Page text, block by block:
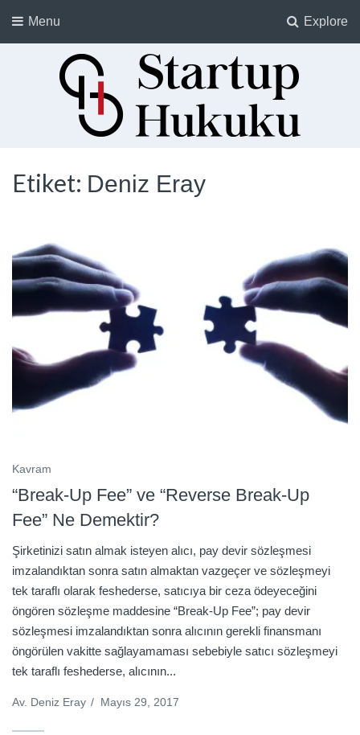
Explore
Menu
Etiket: Deniz Eray
Kavram
“Break-Up Fee” ve “Reverse Break-Up
Fee” Ne Demektir?
Şirketinizi satın almak isteyen alıcı, pay devir sözleşmesi
imzalandıktan sonra satın almaktan vazgeçer ve sözleşmeyi
tek taraflı olarak feshederse, satıcıya bir ceza ödeyeceğini
öngören sözleşme maddesine “Break-Up Fee”; pay devir
sözleşmesi imzalandıktan sonra alıcının gerekli finansmanı
öngörülen vakitte sağlayamaması sebebiyle satıcı sözleşmeyi
tek taraflı feshederse, alıcının...
Av. Deniz Eray / Mayıs 29, 2017